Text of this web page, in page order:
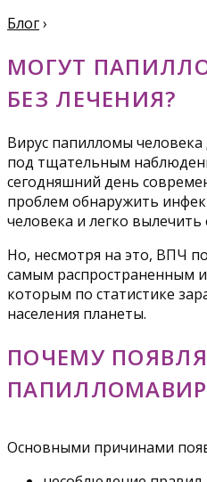
Блог›
МОГУТ
БЕЗ ЛЕЧЕНИЯ?
Вирус папилломы человека
под тщательным
сегодняшний день
проблем обнаружить
человека и легко вылечить
Но, несмотря на это, ВПЧ
самым распространенным
которым по статистике
населения планеты.
ПОЧЕМУ
Основными причинами